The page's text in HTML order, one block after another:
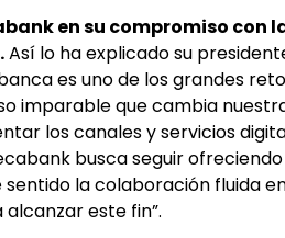
en su compromiso con
Así lo ha explicado su
es uno de los grandes
imparable que cambia
los canales y servicios
busca seguir
sentido la colaboración fluida
este fin”.